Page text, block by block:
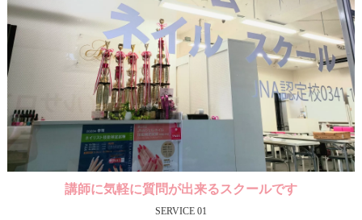
講師に気軽に質問が出来るスクールです
SERVICE 01